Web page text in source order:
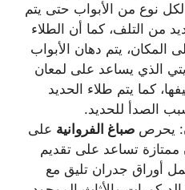
نوع من الأبواب حتى يتم
من التلف، كما أن الطلاء
يتم دهان الأبواب
الذي يساعد على لمعان
كما يتم طلاء الحديد
الصدأ للحديد.
يحرص صباغ الفروانية على
تساعد على تقديم
أوراق جدران تليق مع